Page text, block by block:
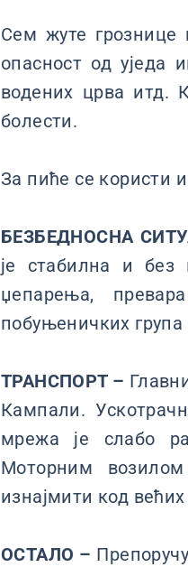
Сем жуте грознице
опасност од уједа
водених црва итд.
болести.
За пиће се користи
БЕЗБЕДНОСНА
је стабилна и без
џепарeња,
побуњеничких
ТРАНСПОРТ –
Кампали.
мрежа је слабо
Моторним
изнајмити код
ОСТАЛО –